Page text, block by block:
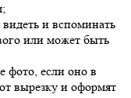
и вспоминать
или может быть
фото, если оно в
вырезку и оформят